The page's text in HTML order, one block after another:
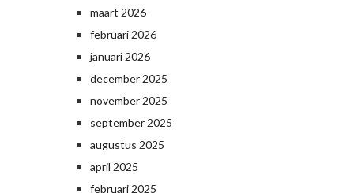
maart 2026
februari 2026
januari 2026
december 2025
november 2025
september 2025
augustus 2025
april 2025
februari 2025